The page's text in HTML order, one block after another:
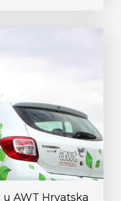
AWT Hrvatska